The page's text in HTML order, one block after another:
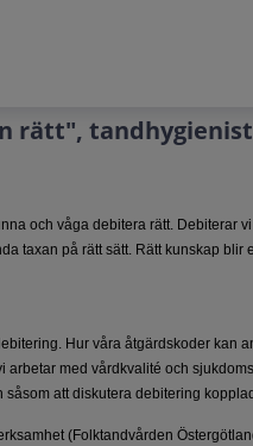
rätt",
och våga debitera rätt.
taxan på rätt sätt. Rätt kunskap
Hur våra åtgärdskoder kan
arbetar med vårdkvalité och
såsom att diskutera debitering
(Folktandvården